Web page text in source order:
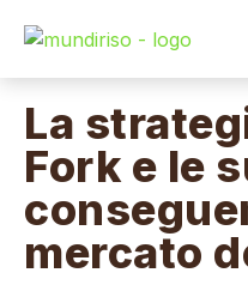
La
Fork e le
mercato